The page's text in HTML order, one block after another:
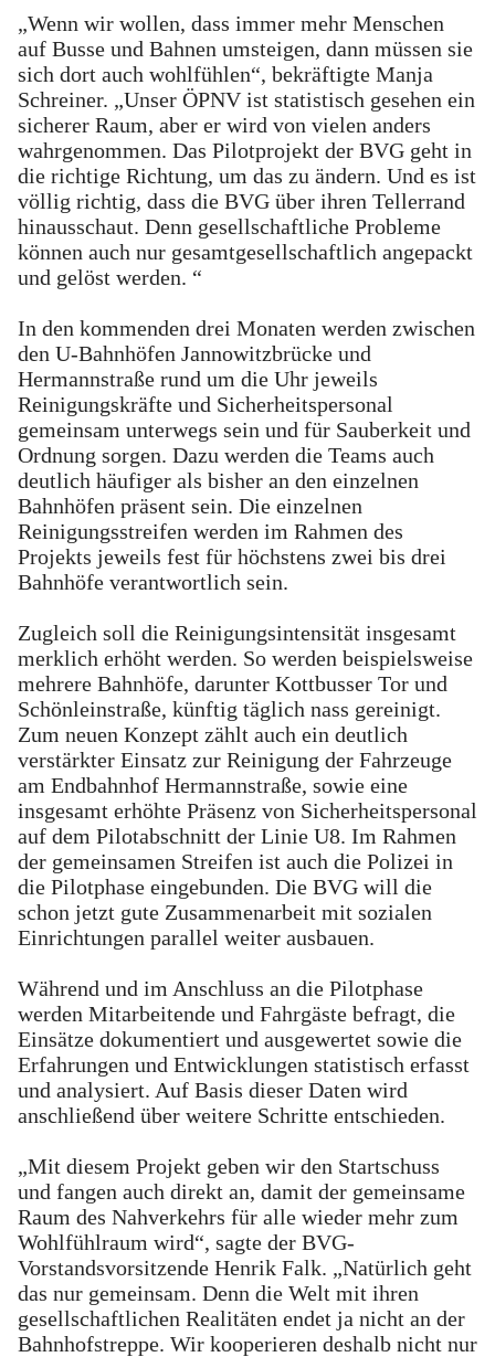
„Wenn wir wollen, dass immer mehr Menschen
auf Busse und Bahnen umsteigen, dann müssen sie
sich dort auch wohlfühlen“, bekräftigte Manja
Schreiner. „Unser ÖPNV ist statistisch gesehen ein
sicherer Raum, aber er wird von vielen anders
wahrgenommen. Das Pilotprojekt der BVG geht in
die richtige Richtung, um das zu ändern. Und es ist
völlig richtig, dass die BVG über ihren Tellerrand
hinausschaut. Denn gesellschaftliche Probleme
können auch nur gesamtgesellschaftlich angepackt
und gelöst werden. “
In den kommenden drei Monaten werden zwischen
den U-Bahnhöfen Jannowitzbrücke und
Hermannstraße rund um die Uhr jeweils
Reinigungskräfte und Sicherheitspersonal
gemeinsam unterwegs sein und für Sauberkeit und
Ordnung sorgen. Dazu werden die Teams auch
deutlich häufiger als bisher an den einzelnen
Bahnhöfen präsent sein. Die einzelnen
Reinigungsstreifen werden im Rahmen des
Projekts jeweils fest für höchstens zwei bis drei
Bahnhöfe verantwortlich sein.
Zugleich soll die Reinigungsintensität insgesamt
merklich erhöht werden. So werden beispielsweise
mehrere Bahnhöfe, darunter Kottbusser Tor und
Schönleinstraße, künftig täglich nass gereinigt.
Zum neuen Konzept zählt auch ein deutlich
verstärkter Einsatz zur Reinigung der Fahrzeuge
am Endbahnhof Hermannstraße, sowie eine
insgesamt erhöhte Präsenz von Sicherheitspersonal
auf dem Pilotabschnitt der Linie U8. Im Rahmen
der gemeinsamen Streifen ist auch die Polizei in
die Pilotphase eingebunden. Die BVG will die
schon jetzt gute Zusammenarbeit mit sozialen
Einrichtungen parallel weiter ausbauen.
Während und im Anschluss an die Pilotphase
werden Mitarbeitende und Fahrgäste befragt, die
Einsätze dokumentiert und ausgewertet sowie die
Erfahrungen und Entwicklungen statistisch erfasst
und analysiert. Auf Basis dieser Daten wird
anschließend über weitere Schritte entschieden.
„Mit diesem Projekt geben wir den Startschuss
und fangen auch direkt an, damit der gemeinsame
Raum des Nahverkehrs für alle wieder mehr zum
Wohlfühlraum wird“, sagte der BVG-
Vorstandsvorsitzende Henrik Falk. „Natürlich geht
das nur gemeinsam. Denn die Welt mit ihren
gesellschaftlichen Realitäten endet ja nicht an der
Bahnhofstreppe. Wir kooperieren deshalb nicht nur